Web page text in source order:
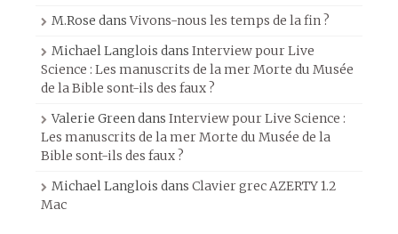
M.Rose dansVivons-nous les temps de la fin ?
Michael Langlois dans Interview pour Live
Science : Les manuscrits de la mer Morte du Musée
de la Bible sont-ils des faux ?
Valerie Greendans Interview pour Live Science :
Les manuscrits de la mer Morte du Musée de la
Bible sont-ils des faux ?
Michael Langlois dans Clavier grec AZERTY 1.2
Mac